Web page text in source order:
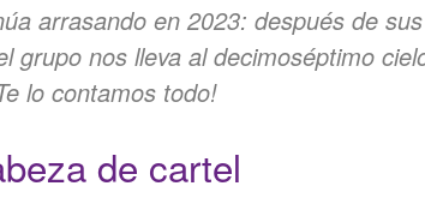
arrasando en 2023: después de
grupo nos lleva al decimoséptimo
lo contamos todo!
de cartel